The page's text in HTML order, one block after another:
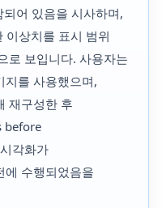
어 있음을 시사하며,
이상치를 표시 범위
로 보입니다. 사용자는
지를 사용했으며,
재구성한 후
before
각화가
수행되었음을